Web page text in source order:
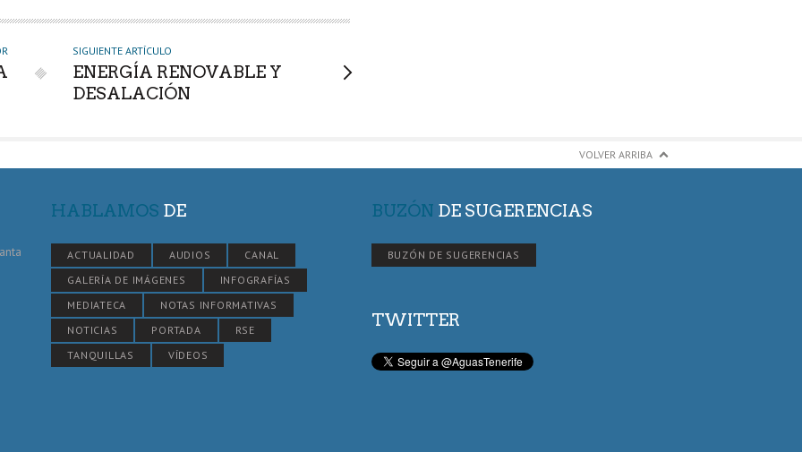
SIGUIENTE ARTÍCULO
ENERGÍA RENOVABLE Y
DESALACIÓN
VOLVER ARRIBA
HABLAMOS DE
ACTUALIDAD AUDIOS
CANAL
GALERÍA DE IMÁGENES
INFOGRAFÍAS
MEDIATECA
NOTAS INFORMATIVAS
NOTICIAS
PORTADA
RSE
TANQUILLAS
VÍDEOS
BUZÓN DE SUGERENCIAS
BUZÓN DE SUGERENCIAS
TWITTER